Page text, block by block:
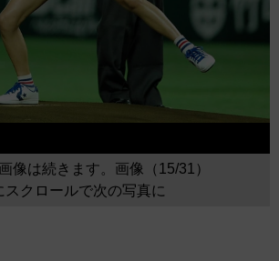
像は続きます。画像（15/31）
スクロールで次の写真に